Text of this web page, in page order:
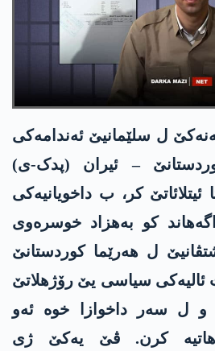
ل سلێمانیێ ئەندامەکی
کوردستانێ – ئیران (پدک-ی)
ئیتلائاتێ کر، ب داخویانیەکی
کو بەهزاد خوسرەوی
ل هەرێما کوردستانێ
ئالیەکی سیاسی یێ رۆژهلاتێ
و ل سەر داخوازا خوە ئەو
هاتیە کرن. ڤێ یەکێ ژی